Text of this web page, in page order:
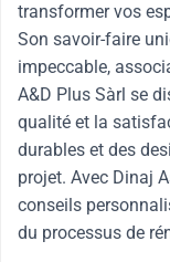
transformer vos
Son savoir-faire
impeccable,
A&D Plus Sàrl se
qualité et la
durables et des
projet. Avec Dinaj
conseils
du processus de